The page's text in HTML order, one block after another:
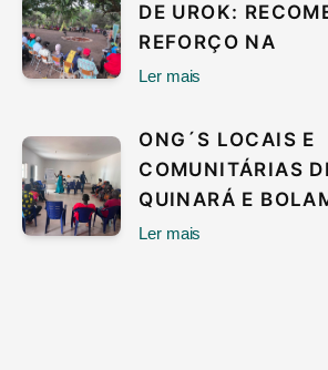
DE UROK:
REFORÇO NA
Ler mais
ONG´S LOCAIS E
COMUNITÁRIAS
QUINARÁ E
Ler mais